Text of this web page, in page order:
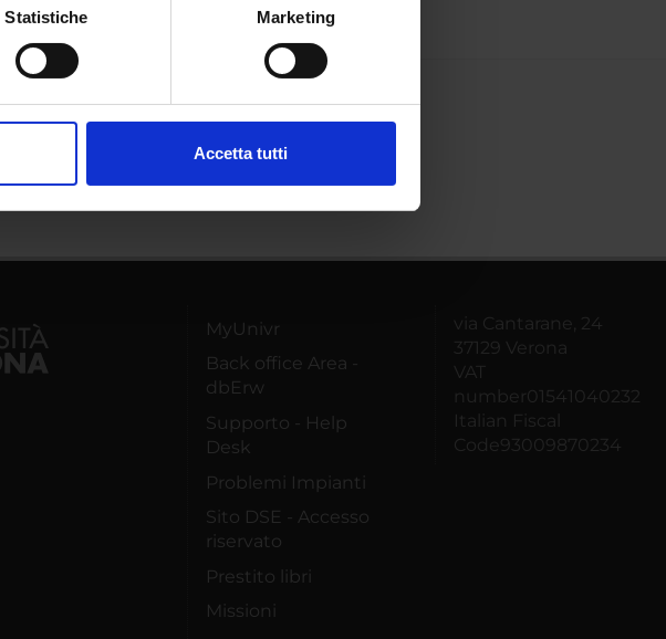
di qualche metro,
sui cookie.
Statistiche Marketing
Accetta tutti
MyUnivr
Back office Area -
dbErw
Supporto - Help
Desk
Problemi Impianti
Sito DSE - Accesso
riservato
Prestito libri
Missioni
via Cantarane, 24
37129 Verona
VAT
number01541040232
Italian Fiscal
Code93009870234